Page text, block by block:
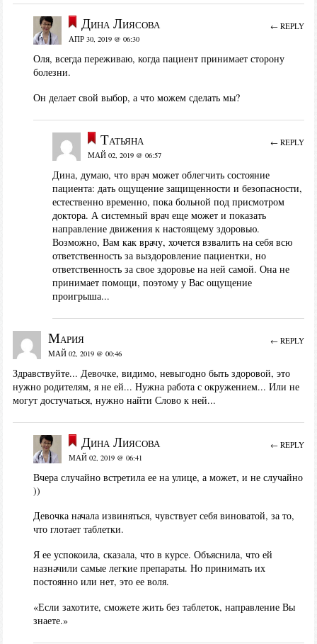
Дина Лиясова
АПР 30, 2019 @ 06:30
Оля, всегда переживаю, когда пациент принимает сторону
болезни.
Он делает свой выбор, а что можем сделать мы?
← REPLY
Татьяна
МАЙ 02, 2019 @ 06:57
Дина, думаю, что врач может облегчить состояние
пациента: дать ощущение защищенности и безопасности,
естественно временно, пока больной под присмотром
доктора. А системный врач еще может и показать
направление движения к настоящему здоровью.
Возможно, Вам как врачу, хочется взвалить на себя всю
ответственность за выздоровление пациентки, но
ответственность за свое здоровье на ней самой. Она не
принимает помощи, поэтому у Вас ощущение
проигрыша...
← REPLY
Мария
МАЙ 02, 2019 @ 00:46
Здравствуйте... Девочке, видимо, невыгодно быть здоровой, это
нужно родителям, я не ей... Нужна работа с окружением... Или не
могут достучаться, нужно найти Слово к ней...
← REPLY
Дина Лиясова
МАЙ 02, 2019 @ 06:41
Вчера случайно встретила ее на улице, а может, и не случайно
))
Девочка начала извиняться, чувствует себя виноватой, за то,
что глотает таблетки.
Я ее успокоила, сказала, что в курсе. Объяснила, что ей
назначили самые легкие препараты. Но принимать их
постоянно или нет, это ее воля.
«Если захотите, сможете жить без таблеток, направление Вы
знаете.»
← REPLY